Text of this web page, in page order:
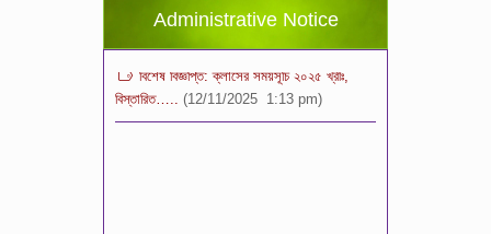
Administrative Notice
বিশেষ বিজ্ঞপ্তি: ক্লাসের সময়সূচি ২০২৫ খ্রীঃ,
বিস্তারিত….. (12/11/2025 1:13 pm)